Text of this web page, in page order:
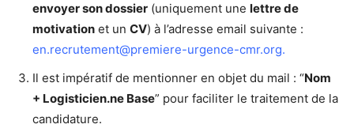
envoyer son dossier (uniquement une lettre de
motivation et un CV) à l’adresse email suivante :
en.recrutement@premiere-urgence-cmr.org.
Il est impératif de mentionner en objet du mail : “Nom
+ Logisticien.ne Base” pour faciliter le traitement de la
candidature.